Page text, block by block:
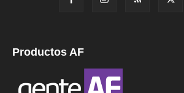
Productos AF